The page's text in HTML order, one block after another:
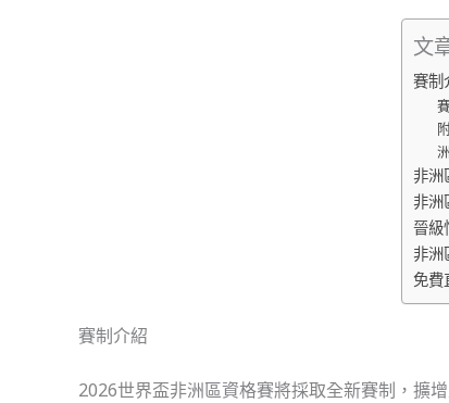
文
賽制
非洲
非洲
晉級
非洲
免費
賽制介紹
2026世界盃非洲區資格賽將採取全新賽制，擴